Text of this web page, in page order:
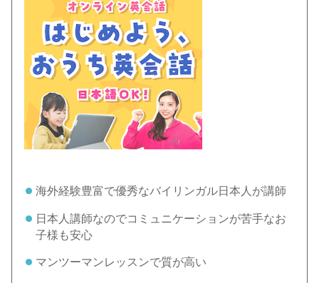
海外経験豊富で優秀なバイリンガル日本人が講師
日本人講師なのでコミュニケーションが苦手なお
子様も安心
マンツーマンレッスンで質が高い